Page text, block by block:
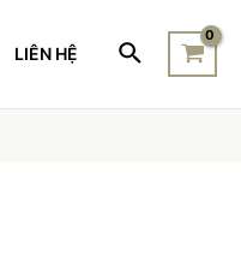
LIÊN HỆ